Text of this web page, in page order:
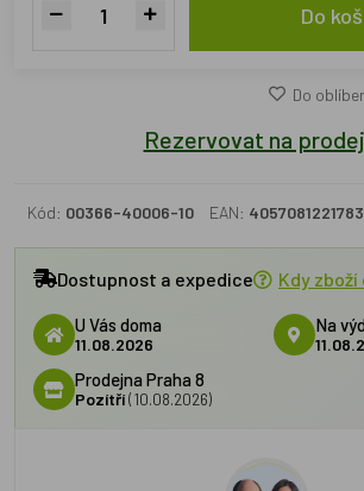
Do
Do
Rezervovat na
Kód: 00366-40006-10 EAN: 4057081221783
Dostupnost a expedice Kdy
U Vás doma
11.08.2026
Na
Prodejna Praha 8
Pozítří(10.08.2026)